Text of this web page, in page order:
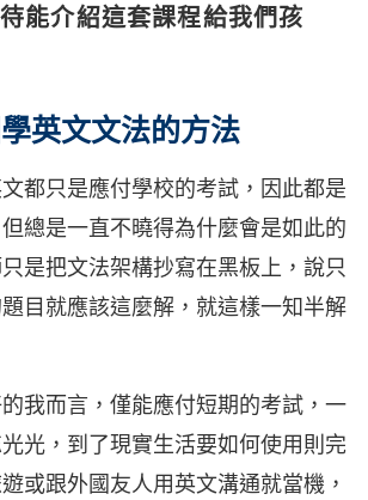
能介紹這套課程給我們孩
英文文法的方法
都只是應付學校的考試，因此都是
總是一直不曉得為什麼會是如此的
是把文法架構抄寫在黑板上，說只
目就應該這麼解，就這樣一知半解
我而言，僅能應付短期的考試，一
光，到了現實生活要如何使用則完
或跟外國友人用英文溝通就當機，